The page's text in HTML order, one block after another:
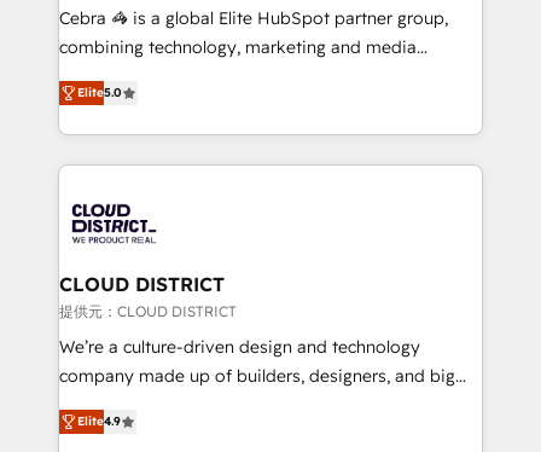
boost with a new HubSpot site Recognized leaders:
🏆 HubSpot Platform Migration Impact Award 🏆
Inbound Campaign of the Year 🏆 Gold AVA Digital
Award for Best Website 🌟 Accreditations: CRM
Cebra 🦓 is a global Elite HubSpot partner group,
combining technology, marketing and media
expertise across Latin America and Southern
Europe, with teams across 7 countries. Born in Chile,
we combine local insight with international reach to
help businesses grow through technology, creativity,
500+ HubSpot implementations, building end-to-
end solutions that integrate CRM, AI automation,
inbound and loop marketing, content, and digital
creativity. Our multicultural team works in Spanish,
Portuguese, and English to design scalable strategies
that drive measurable growth. 🌎 Highlights: • 10+
Platform Migration Excellence. • Top 3 Partner of the
Elite5.0
CLOUD DISTRICT
提供元：CLOUD DISTRICT
We’re a culture-driven design and technology
company made up of builders, designers, and big
thinkers. We blend strategy, design, and
development—always fueled by curiosity—to turn
Elite4.9